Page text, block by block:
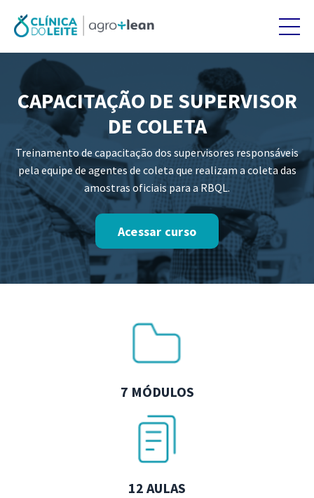
CAPACITAÇÃO DE SUPERVISOR
DE COLETA
Treinamento de capacitação dos supervisores responsáveis
pela equipe de agentes de coleta que realizam a coleta das
amostras oficiais para a RBQL.
Acessar curso
7 MÓDULOS
12 AULAS